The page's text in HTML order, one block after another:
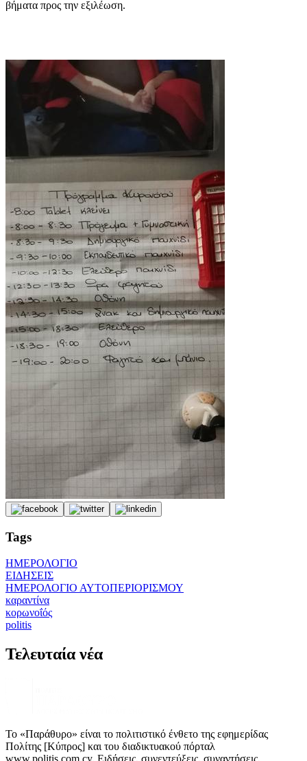
βήματα προς την εξιλέωση.
Tags
ΗΜΕΡΟΛΟΓΙΟ
ΕΙΔΗΣΕΙΣ
ΗΜΕΡΟΛΟΓΙΟ ΑΥΤΟΠΕΡΙΟΡΙΣΜΟΥ
καραντίνα
κορωνοΐός
politis
Τελευταία νέα
Το «Παράθυρο» είναι το πολιτιστικό ένθετο της εφημερίδας
Πολίτης [Κύπρος] και του διαδικτυακού πόρταλ